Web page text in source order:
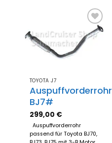
Zum
Merkzettel
hinzufügen
TOYOTA J7
Auspuffvorderrohr
BJ7#
299,00 €
Auspuffvorderrohr
passend für Toyota BJ70,